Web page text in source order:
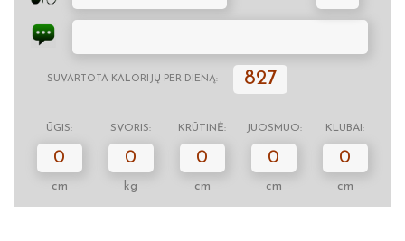
SUVARTOTA KALORIJŲ PER DIENĄ: 827
ŪGIS: SVORIS: KRŪTINĖ: JUOSMUO: KLUBAI:
0
cm
0
kg
0
cm
0
cm
0
cm